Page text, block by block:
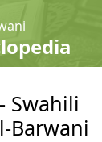
Swahili
Barwani